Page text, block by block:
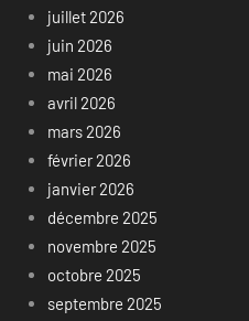
juillet 2026
juin 2026
mai 2026
avril 2026
mars 2026
février 2026
janvier 2026
décembre 2025
novembre 2025
octobre 2025
septembre 2025